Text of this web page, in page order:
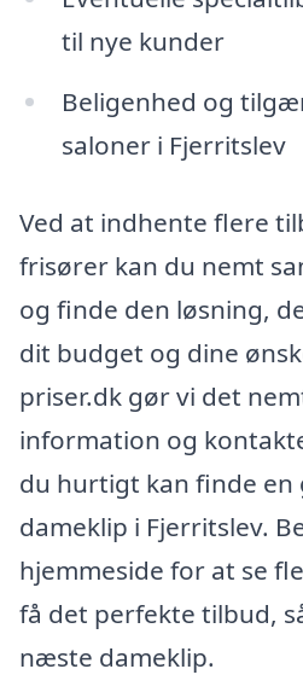
til nye kunder
Beligenhed og
saloner i Fjerritslev
Ved at indhente flere
frisører kan du nemt
og finde den løsning,
dit budget og dine
priser.dk gør vi det
information og
du hurtigt kan finde en
dameklip i Fjerritslev.
hjemmeside for at se
få det perfekte tilbud,
næste dameklip.